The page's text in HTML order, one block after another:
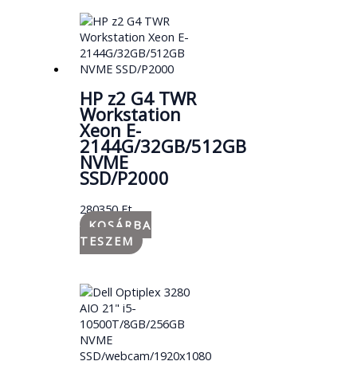
HP z2 G4 TWR
Workstation
Xeon E-
2144G/32GB/512GB
NVME
SSD/P2000
280350Ft
KOSÁRBA
TESZEM